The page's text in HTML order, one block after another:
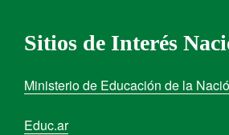
Sitios de Interés
Ministerio de Educación de la
Educ.ar